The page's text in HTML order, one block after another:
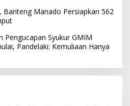
Banteng Manado Persiapkan 562
Pengucapan Syukur GMIM
Pandelaki: Kemuliaan Hanya